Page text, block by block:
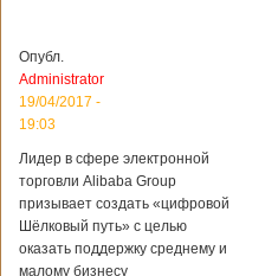
уже третий год
подряд. Объем
торговли между
Германией и
199,3 миллиарда
евро. Как
свидетельствуют
опубликованные
году размер
Опубл.
Administrator
19/04/2017 -
19:03
Лидер в сфере электронной
торговли Alibaba Group
призывает создать «цифровой
Шёлковый путь» с целью
оказать поддержку среднему и
малому бизнесу